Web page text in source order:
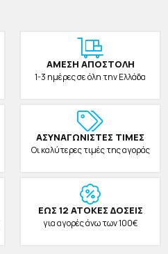
ΑΜΕΣΗ ΑΠΟΣΤΟΛΗ
1-3 ημέρες σε όλη την Ελλάδα
ΑΣΥΝΑΓΩΝΙΣΤΕΣ ΤΙΜΕΣ
Οι καλύτερες τιμές της αγοράς
ΕΩΣ 12 ΑΤΟΚΕΣ ΔΟΣΕΙΣ
για αγορές άνω των 100€